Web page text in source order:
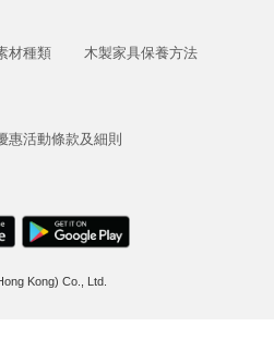
材種類
木製家具保養方法
惠活動條款及細則
Kong) Co., Ltd.